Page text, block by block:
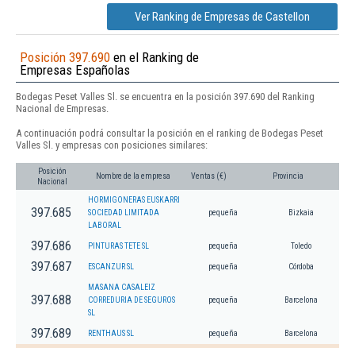
Ver Ranking de Empresas de Castellon
Posición 397.690 en el Ranking de
Empresas Españolas
Bodegas Peset Valles Sl. se encuentra en la posición 397.690 del Ranking
Nacional de Empresas.
A continuación podrá consultar la posición en el ranking de Bodegas Peset
Valles Sl. y empresas con posiciones similares:
Posición
Nacional
Nombre de la empresa Ventas (€) Provincia
397.685
HORMIGONERAS EUSKARRI
SOCIEDAD LIMITADA
LABORAL
pequeña Bizkaia
397.686 PINTURAS TETE SL pequeña Toledo
397.687 ESCANZUR SL pequeña Córdoba
397.688
MASANA CASALEIZ
CORREDURIA DE SEGUROS
SL
pequeña Barcelona
397.689 RENTHAUS SL pequeña Barcelona